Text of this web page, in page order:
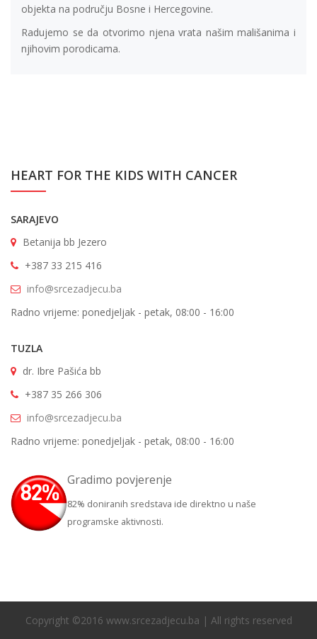
objekta na području Bosne i Hercegovine.
Radujemo se da otvorimo njena vrata našim mališanima i
njihovim porodicama.
HEART FOR THE KIDS WITH CANCER
SARAJEVO
Betanija bb Jezero
+387 33 215 416
info@srcezadjecu.ba
Radno vrijeme: ponedjeljak - petak, 08:00 - 16:00
TUZLA
dr. Ibre Pašića bb
+387 35 266 306
info@srcezadjecu.ba
Radno vrijeme: ponedjeljak - petak, 08:00 - 16:00
Gradimo povjerenje
82% doniranih sredstava ide direktno u naše
programske aktivnosti.
Copyright ©2016 www.srcezadjecu.ba | All rights reserved